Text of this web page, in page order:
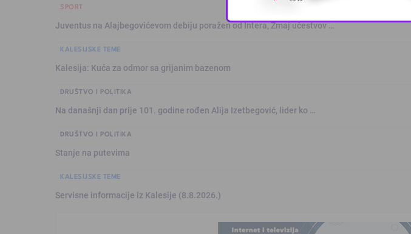
SPORT
Juventus na Alajbegovićevom debiju poražen od Intera, Zmaj učestvov …
KALESIJSKE TEME
Kalesija: Kuća za odmor sa grijanim bazenom
DRUŠTVO I POLITIKA
Na današnji dan prije 101. godine rođen Alija Izetbegović, lider ko …
DRUŠTVO I POLITIKA
Stanje na putevima
KALESIJSKE TEME
Servisne informacije iz Kalesije (8.8.2026.)